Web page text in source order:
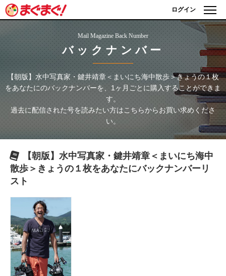
ログイン
Mail Magazine Back Number
バックナンバー
【朝版】水中写真家・鍵井靖章＜まいにち海中散歩＞きょうの１枚
をあなたにのバックナンバーを、1ヶ月ごとに購入することができま
す。
過去に配信された号を読みたい方はこちらからお買い求めくださ
い。
【朝版】水中写真家・鍵井靖章＜まいにち海中
散歩＞きょうの１枚をあなたにバックナンバーリ
スト